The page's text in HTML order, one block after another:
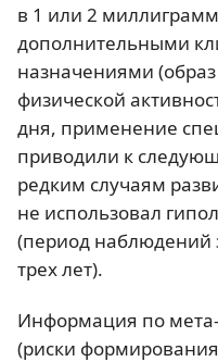
в 1 или 2
дополнительными
назначениями
физической
дня, применение
приводили к
редким случаям
не использовал
(период наблюдений
трех лет).
Информация по
(риски